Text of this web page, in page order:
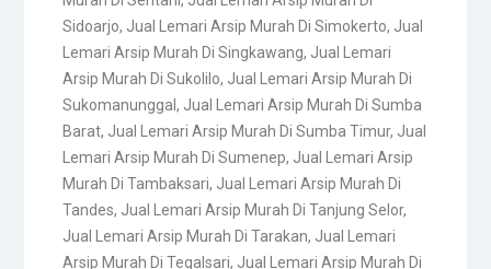
Sidoarjo, Jual Lemari Arsip Murah Di Simokerto, Jual
Lemari Arsip Murah Di Singkawang, Jual Lemari
Arsip Murah Di Sukolilo, Jual Lemari Arsip Murah Di
Sukomanunggal , Jual Lemari Arsip Murah Di Sumba
Barat, Jual Lemari Arsip Murah Di Sumba Timur, Jual
Lemari Arsip Murah Di Sumenep, Jual Lemari Arsip
Murah Di Tambaksari, Jual Lemari Arsip Murah Di
Tandes, Jual Lemari Arsip Murah Di Tanjung Selor,
Jual Lemari Arsip Murah Di Tarakan, Jual Lemari
Arsip Murah Di Tegalsari, Jual Lemari Arsip Murah Di